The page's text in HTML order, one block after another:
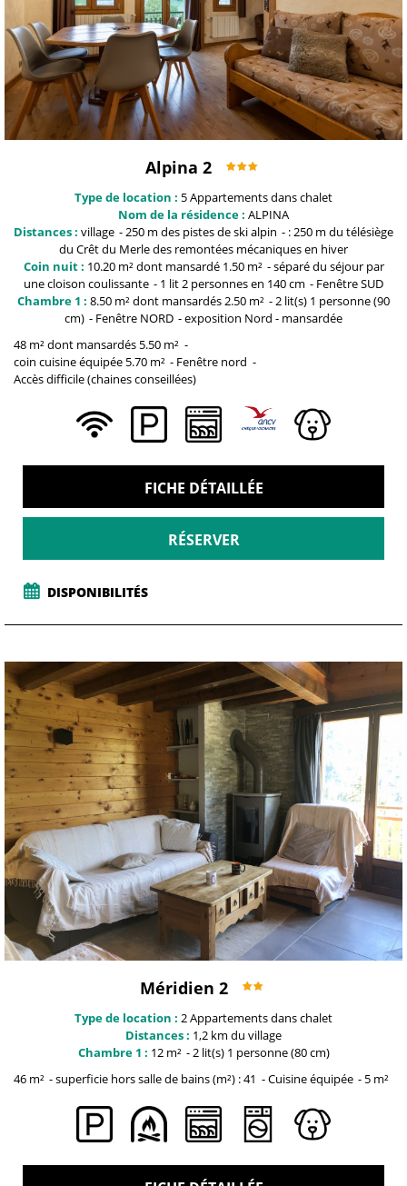
Alpina 2
Type de location : 5Appartements dans chalet
Nom de la résidence : ALPINA
Distances : village 250 m des pistes de ski alpin
: 250 m du télésiège
du Crêt du Merledes remontées mécaniques en hiver
Coin nuit : 10.20 m² dont mansardé 1.50 m²
séparé du séjour par
une cloison coulissante
1 lit 2 personnesen 140 cm FenêtreSUD
Chambre 1 : 8.50 m² dont mansardés 2.50 m² 2 lit(s) 1 personne (90
cm)
Fenêtre NORD exposition Nord - mansardée
48 m² dont mansardés 5.50 m²
coin cuisine équipée 5.70 m² Fenêtre nord
Accès difficile (chaines conseillées)
FICHE DÉTAILLÉE
RÉSERVER
DISPONIBILITÉS
Méridien 2
Type de location : 2Appartements dans chalet
Distances : 1,2 km du village
Chambre 1 : 12 m² 2 lit(s) 1 personne (80 cm)
46 m² superficie hors salle de bains (m²) :41 Cuisine équipée 5 m²